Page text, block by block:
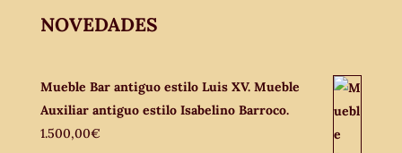
NOVEDADES
Mueble Bar antiguo estilo Luis XV. Mueble
Auxiliar antiguo estilo Isabelino Barroco.
1.500,00€